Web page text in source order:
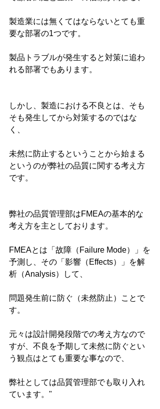
製造業には無くてはならないとても重
要な部署の1つです。
製品トラブルが発生すると対策に追わ
れる部署でもあります。
しかし、製造における不良とは、そも
そも発生してから対策するのではな
く、
未然に防止するということから始まる
というのが弊社の品質に関する考え方
です。
弊社の品質管理部はFMEAの基本的な
考え方を主としております。
FMEAとは「故障（Failure Mode）」を
予測し、その「影響（Effects）」を解
析（Analysis）して、
問題発生前に防ぐ（未然防止）ことで
す。
元々は設計開発段階での考え方なので
すが、不良を予期して未然に防ぐとい
う観点はとても重要な事なので、
弊社としては品質管理部でも取り入れ
ています。"